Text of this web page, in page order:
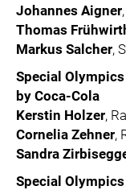
Johannes Aigner
Thomas
Markus Salcher,
Special
by Coca-Cola
Kerstin Holzer,
Cornelia Zehner,
Sandra
Special